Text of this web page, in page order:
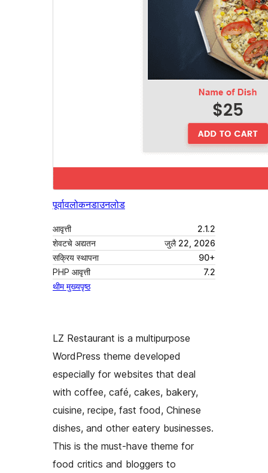
पूर्वावलोकनडाउनलोड
आवृत्ती
2.1.2
शेवटचे अद्यतन
जुलै 22, 2026
सक्रिय स्थापना
90+
PHP आवृत्ती
7.2
थीम मुख्यपृष्ठ
LZ Restaurant is a multipurpose
WordPress theme developed
especially for websites that deal
with coffee, café, cakes, bakery,
cuisine, recipe, fast food, Chinese
dishes, and other eatery businesses.
This is the must-have theme for
food critics and bloggers to